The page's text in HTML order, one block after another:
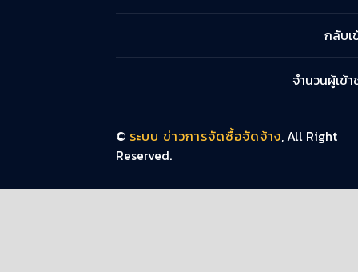
กลับเ
จำนวนผู้เข้
© ระบบ ข่าวการจัดซื้อจัดจ้าง, All Right
Reserved.